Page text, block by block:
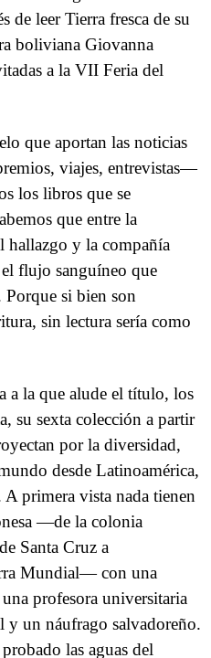
de leer Tierra fresca de su
boliviana Giovanna
a la VII Feria del
que aportan las noticias
viajes, entrevistas—
los libros que se
que entre la
hallazgo y la compañía
el flujo sanguíneo que
si bien son
sin lectura sería como
a la que alude el título, los
su sexta colección a partir
por la diversidad,
desde Latinoamérica,
primera vista nada tienen
—de la colonia
Santa Cruz a
Mundial— con una
profesora universitaria
y un náufrago salvadoreño.
las aguas del